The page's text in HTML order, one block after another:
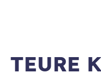
TEURE